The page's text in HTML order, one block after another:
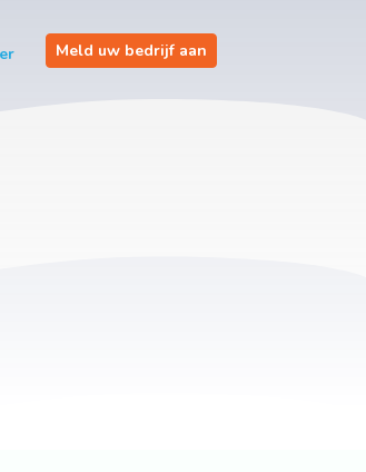
Meld uw bedrijf aan